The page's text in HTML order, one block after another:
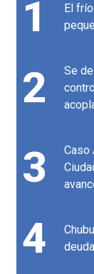
1
El
2
Se
3
Caso
4